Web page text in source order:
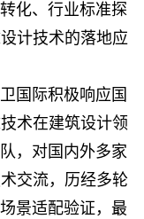
化、行业标准探
计技术的落地应
国际积极响应国
术在建筑设计领
，对国内外多家
交流，历经多轮
景适配验证，最